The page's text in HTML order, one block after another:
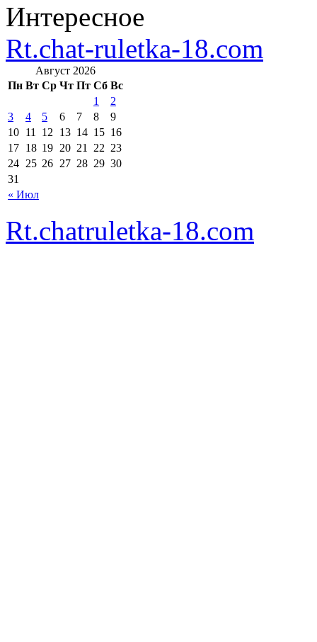
Интересное
Rt.chat-ruletka-18.com
Август 2026
Пн Вт Ср Чт Пт Сб Вс
« Июл
1
2
3
4 5 6 7 8
9
10 11 12 13 14 15 16
17 18 19 20 21 22 23
24 25 26 27 28 29 30
31
Rt.chatruletka-18.com